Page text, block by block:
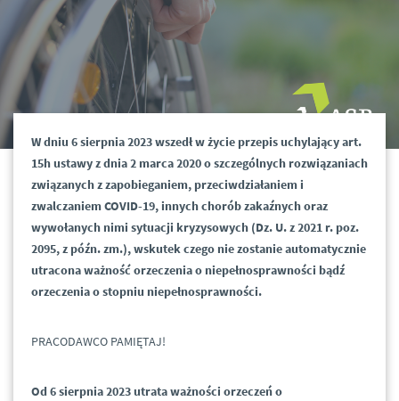
W dniu 6 sierpnia 2023 wszedł w życie przepis uchylający art.
15h ustawy z dnia 2 marca 2020 o szczególnych rozwiązaniach
związanych z zapobieganiem, przeciwdziałaniem i
zwalczaniem COVID-19, innych chorób zakaźnych oraz
wywołanych nimi sytuacji kryzysowych (Dz. U. z 2021 r. poz.
2095, z późn. zm.), wskutek czego nie zostanie automatycznie
utracona ważność orzeczenia o niepełnosprawności bądź
orzeczenia o stopniu niepełnosprawności.
PRACODAWCO PAMIĘTAJ!
Od 6 sierpnia 2023 utrata ważności orzeczeń o